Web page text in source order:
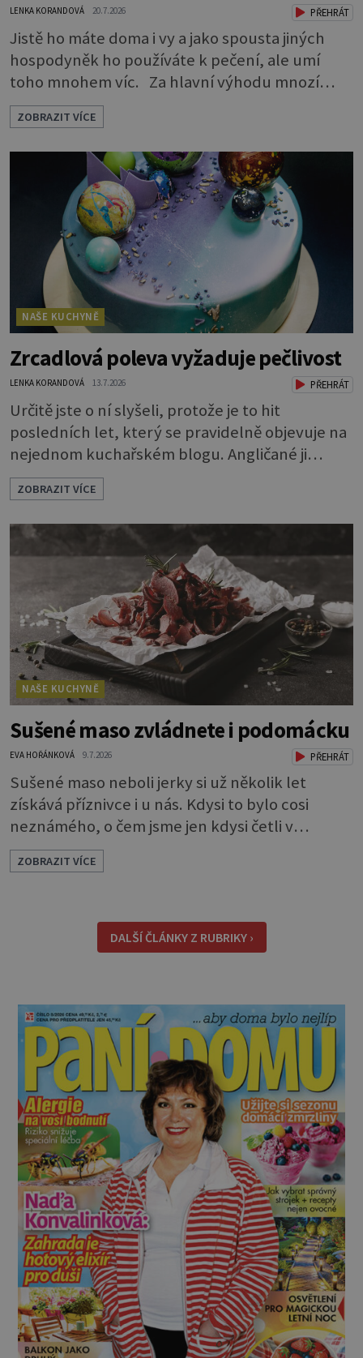
LENKA KORANDOVÁ 20.7.2026 PŘEHRÁT
Jistě ho máte doma i vy a jako spousta jiných
hospodyněk ho používáte k pečení, ale umí
toho mnohem víc. Za hlavní výhodu mnozí
považují to, že nemusí vymazávat plech, ať už
pečou moučníky nebo nějaký druh slaného
pečiva. Ale to zdaleka není všechno. Papír se dá
použít na vyložení jakékoliv nádoby, když
nechceme, aby se její obsah přichytil na stěnu a
připálil. Například když pečete v
ZOBRAZIT VÍCE
NAŠE KUCHYNĚ
Zrcadlová poleva vyžaduje pečlivost
LENKA KORANDOVÁ 13.7.2026 PŘEHRÁT
Určitě jste o ní slyšeli, protože je to hit
posledních let, který se pravidelně objevuje na
nejednom kuchařském blogu. Angličané ji
nazývají mirror glaze, tedy zrcadlová poleva, a
opravdu se jako zrcadlo blyští. Pokud vás
napadlo, že byste si ji také rádi zkusili, klidně se
do toho dejte. A jaký že zázrak způsobí, že
vytvoříte takový lesk? Vlastně je to jednoduché.
Dort musíte před politím pár
ZOBRAZIT VÍCE
NAŠE KUCHYNĚ
Sušené maso zvládnete i podomácku
EVA HOŘÁNKOVÁ 9.7.2026 PŘEHRÁT
Sušené maso neboli jerky si už několik let
získává příznivce i u nás. Kdysi to bylo cosi
neznámého, o čem jsme jen kdysi četli v
knihách o americkém západě. Dneska si je
můžeme klidně koupit, ale také, což je ještě
během dne a určitě se vám hodí na výletě,
protože v batohu nezabere téměř žádné místo
ZOBRAZIT VÍCE
DALŠÍ ČLÁNKY Z RUBRIKY ›